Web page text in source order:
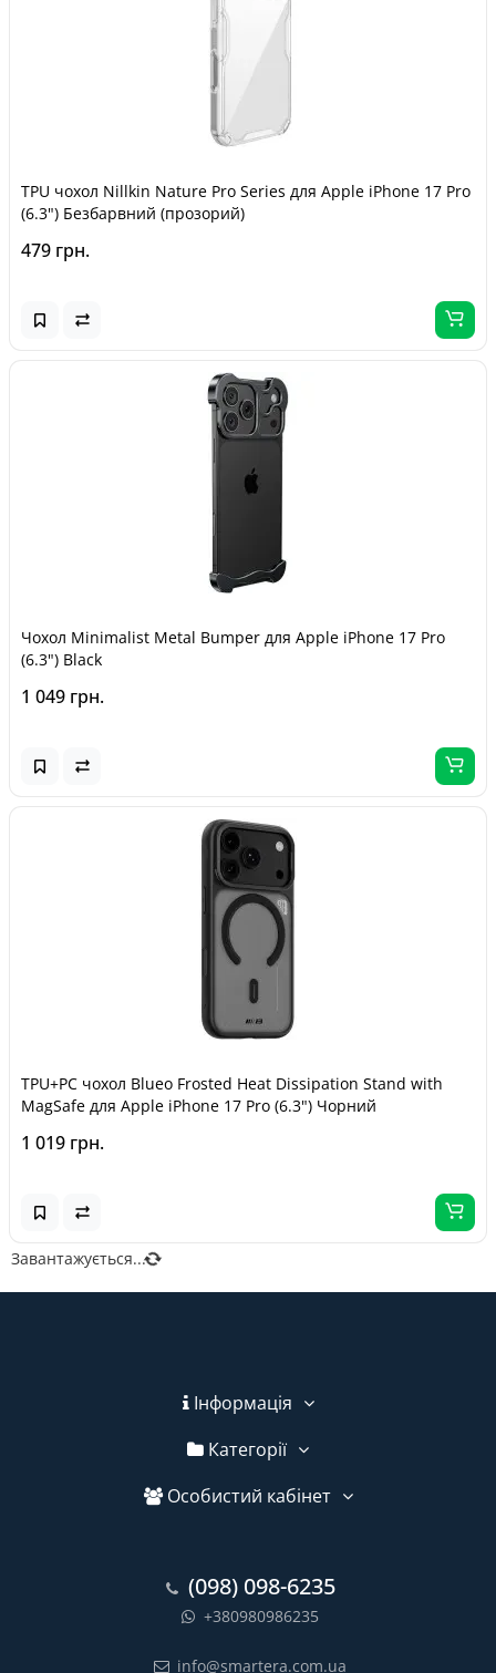
TPU чохол Nillkin Nature Pro Series для Apple iPhone 17 Pro
(6.3") Безбарвний (прозорий)
479 грн.
Чохол Minimalist Metal Bumper для Apple iPhone 17 Pro
(6.3") Black
1 049 грн.
TPU+PC чохол Blueo Frosted Heat Dissipation Stand with
MagSafe для Apple iPhone 17 Pro (6.3") Чорний
1 019 грн.
Завантажується...
Інформація
Категорії
Особистий кабінет
(098) 098-6235
+380980986235
info@smartera.com.ua